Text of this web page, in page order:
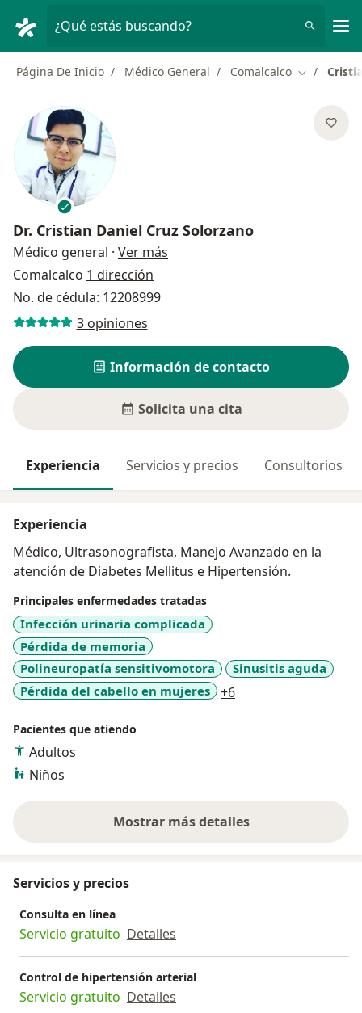
¿Qué estás buscando?
Página De Inicio Médico General Comalcalco Cambiar
Dr. Cristian Daniel Cruz Solorzano
Médico general · Ver más
Comalcalco 1 dirección
No. de cédula: 12208999
3 opiniones
Información de contacto
Solicita una cita
Experiencia Servicios y precios Consultorios
Experiencia
Médico, Ultrasonografista, Manejo Avanzado en la
atención de Diabetes Mellitus e Hipertensión.
Principales enfermedades tratadas
Infección urinaria complicada
Pérdida de memoria
Polineuropatía sensitivomotora
Sinusitis aguda
Pérdida del cabello en mujeres
+6
Pacientes que atiendo
Adultos
Niños
Mostrar más detalles
sobre la experiencia
Servicios y precios
Consulta en línea
Servicio gratuito Detalles
Control de hipertensión arterial
Servicio gratuito Detalles